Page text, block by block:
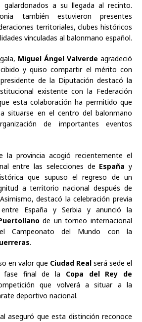
a su llegada al recinto.
también estuvieron presentes
territoriales, clubes históricos
vinculadas al balonmano español.
Miguel Ángel Valverde agradeció
y quiso compartir el mérito con
de la Diputación destacó la
existente con la Federación
esta colaboración ha permitido que
situarse en el centro del balonmano
de importantes eventos
la provincia acogió recientemente el
entre las selecciones de España y
que supuso el regreso de un
a territorio nacional después de
destacó la celebración previa
España y Serbia y anunció la
de un torneo internacional
Campeonato del Mundo con la
.
en valor que Ciudad Real será sede el
fase final de la Copa del Rey de
que volverá a situar a la
deportivo nacional.
aseguró que esta distinción reconoce